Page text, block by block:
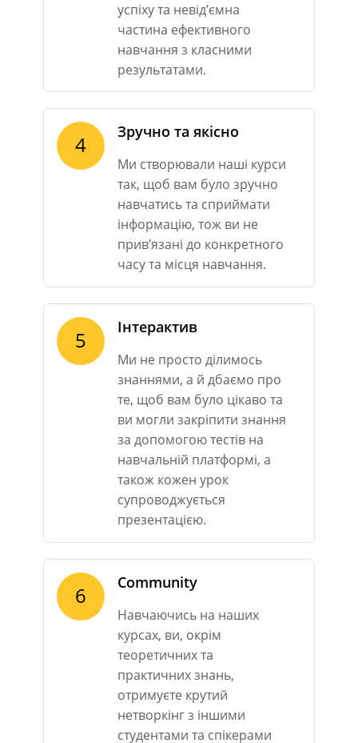
успіху та невід’ємна
частина ефективного
навчання з класними
результатами.
4 Зручно та якісно
Ми створювали наші курси
так, щоб вам було зручно
навчатись та сприймати
інформацію, тож ви не
прив’язані до конкретного
часу та місця навчання.
5 Інтерактив
Ми не просто ділимось
знаннями, а й дбаємо про
те, щоб вам було цікаво та
ви могли закріпити знання
за допомогою тестів на
навчальній платформі, а
також кожен урок
супроводжується
презентацією.
6 Community
Навчаючись на наших
курсах, ви, окрім
теоретичних та
практичних знань,
отримуєте крутий
нетворкінг з іншими
студентами та спікерами